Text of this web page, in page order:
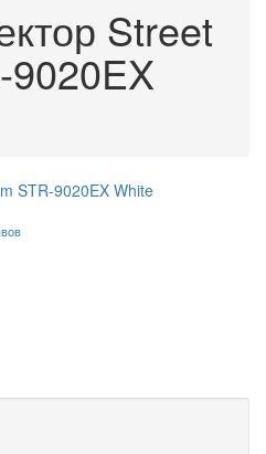
Street